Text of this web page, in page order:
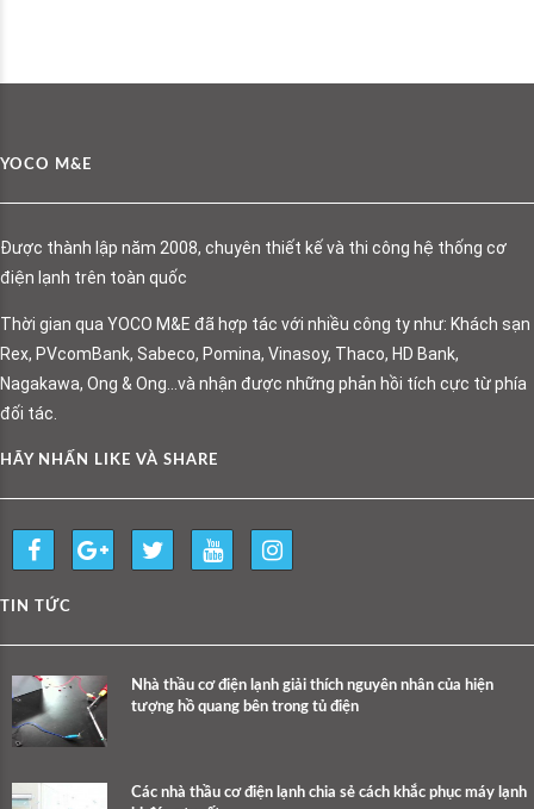
YOCO M&E
Được thành lập năm 2008, chuyên thiết kế và thi công hệ thống cơ
điện lạnh trên toàn quốc
Thời gian qua YOCO M&E đã hợp tác với nhiều công ty như: Khách sạn
Rex, PVcomBank, Sabeco, Pomina, Vinasoy, Thaco, HD Bank,
Nagakawa, Ong & Ong…và nhận được những phản hồi tích cực từ phía
đối tác.
HÃY NHẤN LIKE VÀ SHARE
TIN TỨC
Nhà thầu cơ điện lạnh giải thích nguyên nhân của hiện
tượng hồ quang bên trong tủ điện
Các nhà thầu cơ điện lạnh chia sẻ cách khắc phục máy lạnh